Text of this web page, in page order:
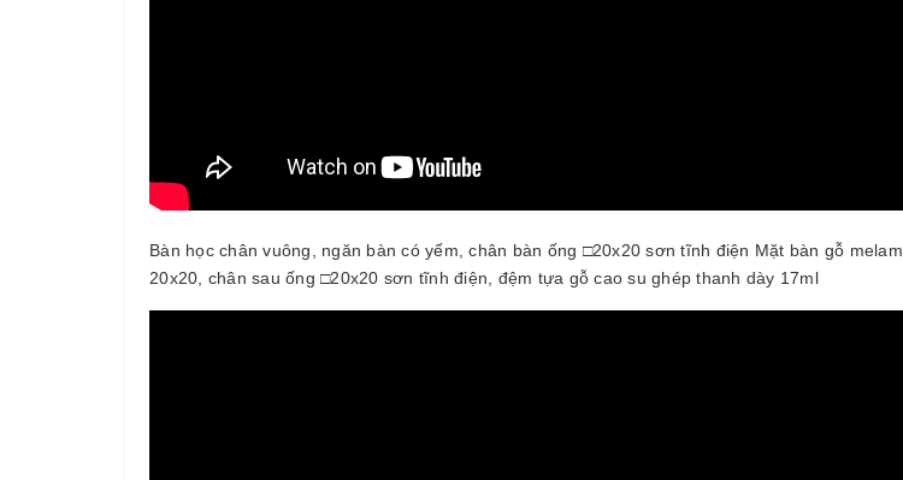
Bàn học chân vuông, ngăn bàn có yếm, chân bàn ống □20x20 sơn tĩnh điện Mặt bàn gỗ
20x20, chân sau ống □20x20 sơn tĩnh điện, đệm tựa gỗ cao su ghép thanh dày 17ml